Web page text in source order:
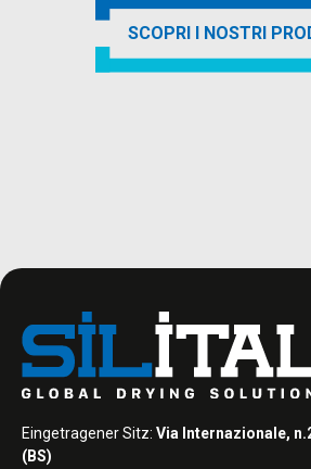
SCOPRI I NOSTRI
Eingetragener Sitz: Via Internazionale,
(BS)